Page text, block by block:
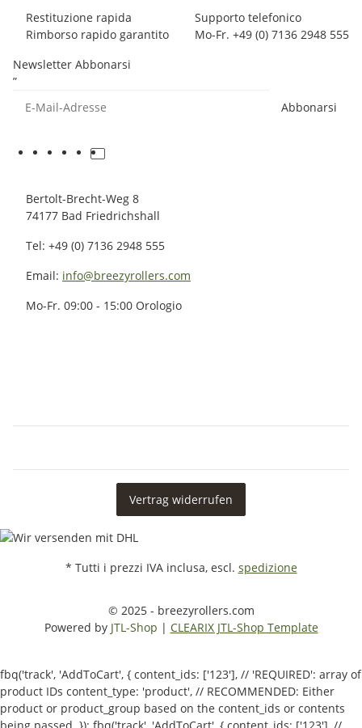
Restituzione rapida
Rimborso rapido garantito
Supporto telefonico
Mo-Fr. +49 (0) 7136 2948 555
Newsletter Abbonarsi
”
Abbonarsi
Bertolt-Brecht-Weg 8
74177 Bad Friedrichshall
Tel: +49 (0) 7136 2948 555
Email: info@breezyrollers.com
Mo-Fr. 09:00 - 15:00 Orologio
Vertrag widerrufen
* Tutti i prezzi IVA inclusa, escl. spedizione
© 2025 - breezyrollers.com
Powered by JTL-Shop | CLEARIX JTL-Shop Template
fbq('track', 'AddToCart', { content_ids: ['123'], // 'REQUIRED': array of
product IDs content_type: 'product', // RECOMMENDED: Either
product or product_group based on the content_ids or contents